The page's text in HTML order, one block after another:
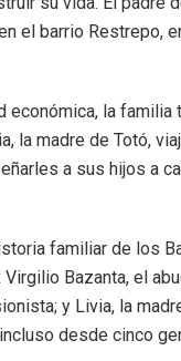
el barrio
la
la madre de Totó,
a sus hijos a
familiar de los
Bazanta, el
y Livia, la
desde cinco